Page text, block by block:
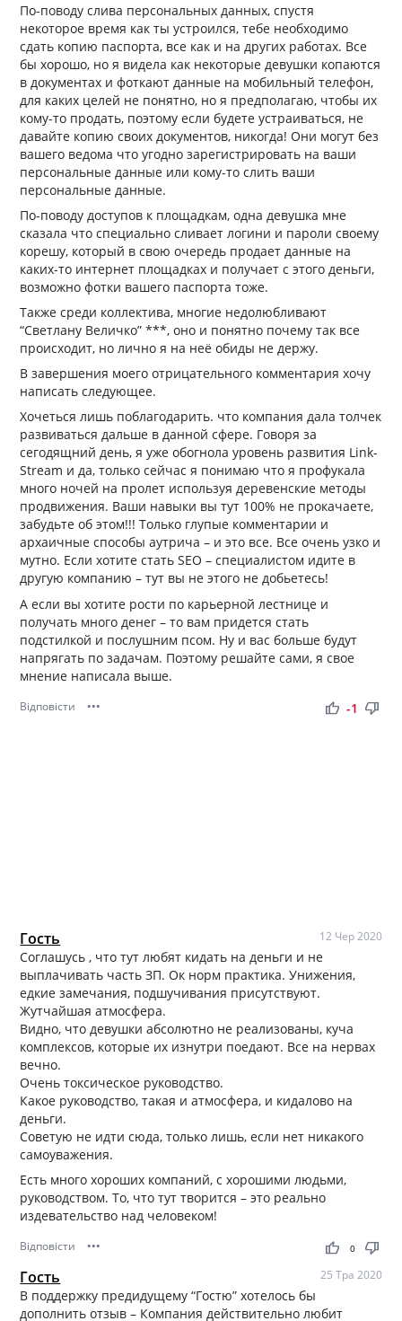
По-поводу слива персональных данных, спустя
некоторое время как ты устроился, тебе необходимо
сдать копию паспорта, все как и на других работах. Все
бы хорошо, но я видела как некоторые девушки копаются
в документах и фоткают данные на мобильный телефон,
для каких целей не понятно, но я предполагаю, чтобы их
кому-то продать, поэтому если будете устраиваться, не
давайте копию своих документов, никогда! Они могут без
вашего ведома что угодно зарегистрировать на ваши
персональные данные или кому-то слить ваши
персональные данные.
По-поводу доступов к площадкам, одна девушка мне
сказала что специально сливает логини и пароли своему
корешу, который в свою очередь продает данные на
каких-то интернет площадках и получает с этого деньги,
возможно фотки вашего паспорта тоже.
Также среди коллектива, многие недолюбливают
“Светлану Величко” ***, оно и понятно почему так все
происходит, но лично я на неё обиды не держу.
В завершения моего отрицательного комментария хочу
написать следующее.
Хочеться лишь поблагодарить. что компания дала толчек
развиваться дальше в данной сфере. Говоря за
сегодящний день, я уже обогнола уровень развития Link-
Stream и да, только сейчас я понимаю что я профукала
много ночей на пролет используя деревенские методы
продвижения. Ваши навыки вы тут 100% не прокачаете,
забудьте об этом!!! Только глупые комментарии и
архаичные способы аутрича – и это все. Все очень узко и
мутно. Если хотите стать SEO – специалистом идите в
другую компанию – тут вы не этого не добьетесь!
А если вы хотите рости по карьерной лестнице и
получать много денег – то вам придется стать
подстилкой и послушним псом. Ну и вас больше будут
напрягать по задачам. Поэтому решайте сами, я свое
мнение написала выше.
Відповісти ••• thumb_up thumb_down
-1
Гость 12 Чер 2020
Соглашусь , что тут любят кидать на деньги и не
выплачивать часть ЗП. Ок норм практика. Унижения,
едкие замечания, подшучивания присутствуют.
Жутчайшая атмосфера.
Видно, что девушки абсолютно не реализованы, куча
комплексов, которые их изнутри поедают. Все на нервах
вечно.
Очень токсическое руководство.
Какое руководство, такая и атмосфера, и кидалово на
деньги.
Советую не идти сюда, только лишь, если нет никакого
самоуважения.
Есть много хороших компаний, с хорошими людьми,
руководством. То, что тут творится – это реально
издевательство над человеком!
Відповісти ••• thumb_up thumb_down
0
Гость 25 Тра 2020
В поддержку предидущему “Гостю” хотелось бы
дополнить отзыв – Компания действительно любит